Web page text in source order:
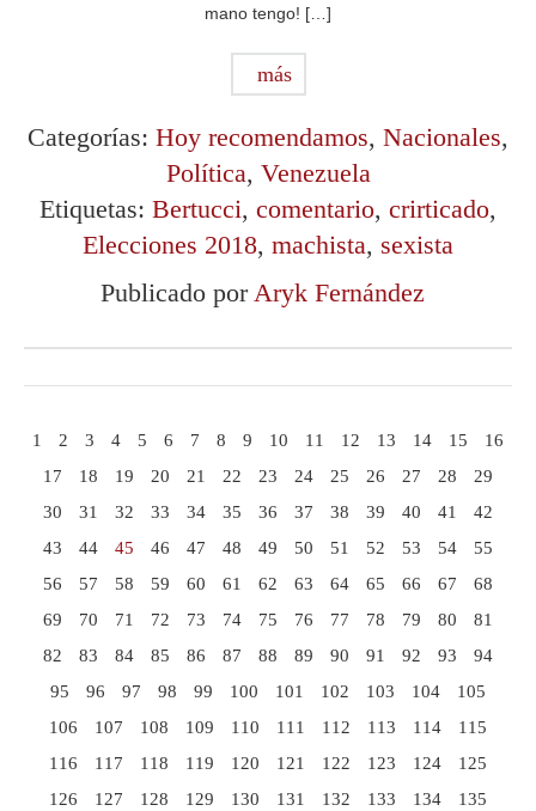
mano tengo! […]
más
Categorías: Hoy recomendamos, Nacionales,
Política, Venezuela
Etiquetas: Bertucci, comentario, crirticado,
Elecciones 2018, machista, sexista
Publicado porAryk Fernández
1 2 3 4 5 6 7 8 9 10 11 12 13 14 15
16
17
18 19 20 21 22 23 24 25 26 27 28
29
30
31 32 33 34 35 36 37 38 39 40 41
42
43
44 45 46 47 48 49 50 51 52 53 54
55
56
57 58 59 60 61 62 63 64 65 66 67
68
69
70 71 72 73 74 75 76 77 78 79 80
81
82
83 84 85 86 87 88 89 90 91 92 93
94
95
96 97 98 99 100 101 102 103 104
105
106
107 108 109 110 111 112 113 114
115
116
117 118 119 120 121 122 123 124
125
126
127 128 129 130 131 132 133 134
135